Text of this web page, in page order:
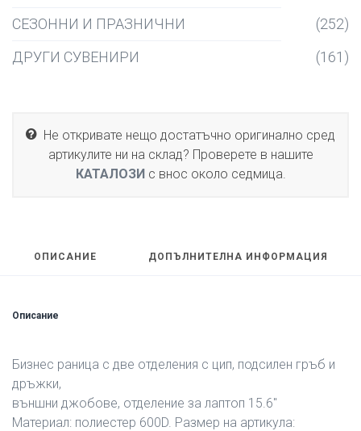
СЕЗОННИ И ПРАЗНИЧНИ
(252)
ДРУГИ СУВЕНИРИ
(161)
Не откривате нещо достатъчно оригинално сред
артикулите ни на склад? Проверете в нашите
КАТАЛОЗИс внос около седмица.
ОПИСАНИЕ ДОПЪЛНИТЕЛНА ИНФОРМАЦИЯ
Описание
Бизнес раница с две отделения с цип, подсилен гръб и
дръжки,
външни джобове, отделение за лаптоп 15.6″
Материал: полиестер 600D. Размер на артикула: